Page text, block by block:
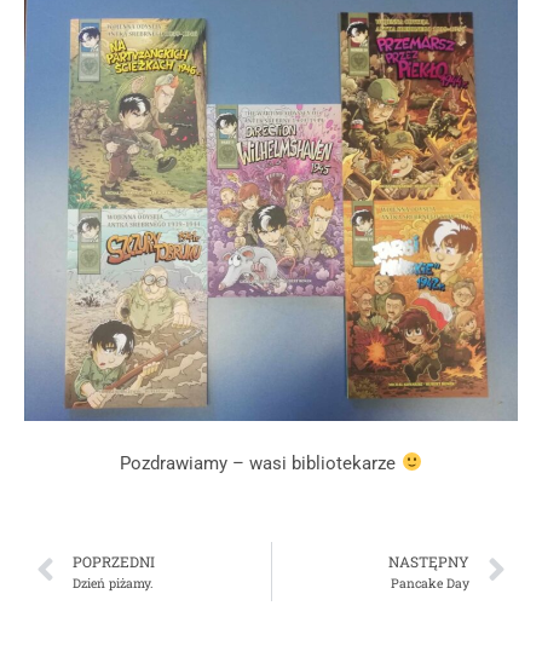
Pozdrawiamy – wasi bibliotekarze
POPRZEDNI
Dzień piżamy.
NASTĘPNY
Pancake Day